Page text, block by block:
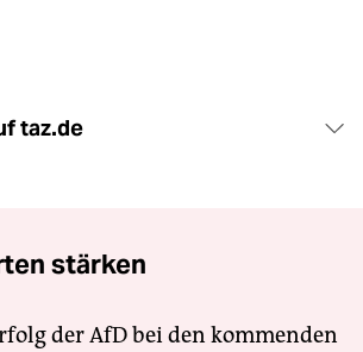
taz.de
stärken
der AfD bei den kommenden